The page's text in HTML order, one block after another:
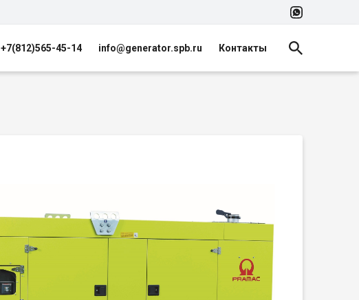
+7(812)565-45-14 info@generator.spb.ru Контакты